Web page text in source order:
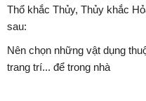
Thổ khắc Thủy, Thủy khắc
sau:
Nên chọn những vật dụng
trang trí... để trong nhà